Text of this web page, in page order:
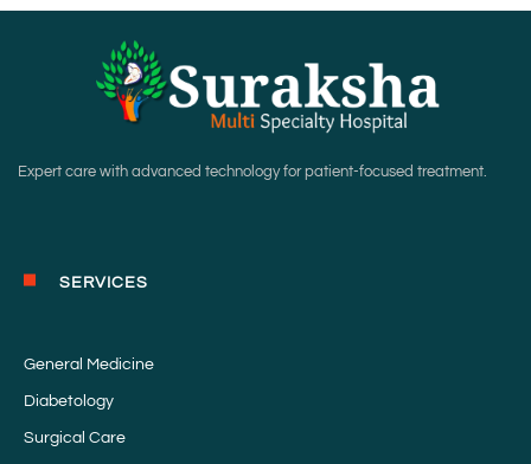
Expert care with advanced technology for patient-focused treatment.
SERVICES
General Medicine
Diabetology
Surgical Care